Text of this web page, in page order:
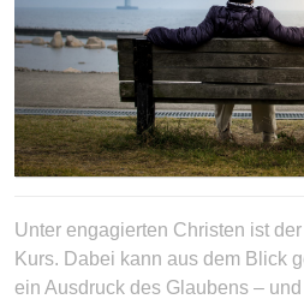
Unter engagierten Christen ist
Kurs. Dabei kann aus dem Blick
ein Ausdruck des Glaubens –